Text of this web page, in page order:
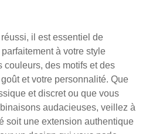
il est essentiel de
à votre style
des motifs et des
et votre personnalité. Que
et discret ou que vous
audacieuses, veillez à
soit une extension authentique